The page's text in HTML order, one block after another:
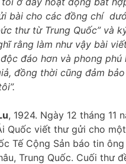
bài cho các đồng chí
thư từ Trung Quốc” và
rằng làm như vậy bài
đáo hơn và phong phú
đồng thời cũng đảm
, 1924. Ngày 12 tháng 11
Quốc viết thư gửi cho
Tế Cộng Sản báo tin
Trung Quốc. Cuối thư